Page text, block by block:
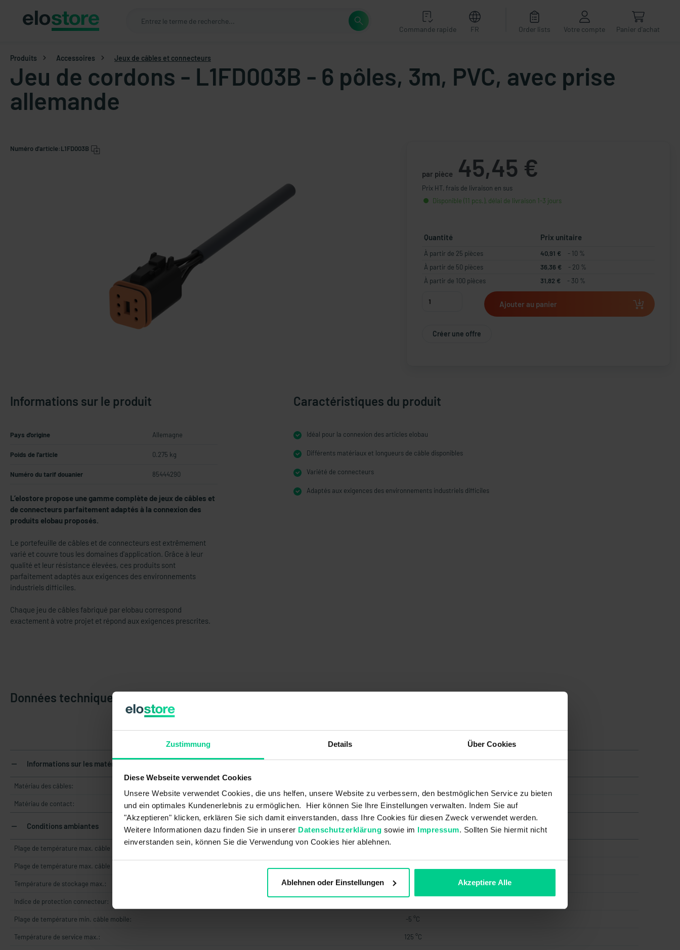
Zustimmung Details Über Cookies
Diese Webseite verwendet Cookies
Unsere Website verwendet Cookies, die uns helfen, unsere Website zu verbessern, den bestmöglichen Service zu bieten
und ein optimales Kundenerlebnis zu ermöglichen. Hier können Sie Ihre Einstellungen verwalten. Indem Sie auf
"Akzeptieren" klicken, erklären Sie sich damit einverstanden, dass Ihre Cookies für diesen Zweck verwendet werden.
Weitere Informationen dazu finden Sie in unserer Datenschutzerklärung sowie im Impressum. Sollten Sie hiermit nicht
einverstanden sein, können Sie die Verwendung von Cookies hier ablehnen.
Ablehnen oder Einstellungen Akzeptiere Alle
Commande rapide FR Order lists Votre compte Panier d'achat
Produits Accessoires Jeux de câbles et connecteurs
Jeu de cordons - L1FD003B - 6 pôles, 3m, PVC, avec prise
allemande
Numéro d'article:L1FD003B
par pièce 45,45 €
Prix HT, frais de livraison en sus
Disponible (11 pcs.), délai de livraison 1-3 jours
Quantité Prix unitaire
À partir de 25 pièces 40,91 €
- 10 %
À partir de 50 pièces
36,36 €
- 20 %
À partir de 100 pièces
31,82 € - 30 %
Ajouter au panier
Créer une offre
Informations sur le produit
Pays d'origine Allemagne
Poids de l'article 0.275 kg
Numéro du tarif douanier 85444290
L’elostore propose une gamme complète de jeux de câbles et
de connecteurs parfaitement adaptés à la connexion des
produits elobau proposés.
Le portefeuille de câbles et de connecteurs est extrêmement
varié et couvre tous les domaines d'application. Grâce à leur
qualité et leur résistance élevées, ces produits sont
parfaitement adaptés aux exigences des environnements
industriels difficiles.
Chaque jeu de câbles fabriqué par elobau correspond
exactement à votre projet et répond aux exigences prescrites.
Caractéristiques du produit
Idéal pour la connexion des articles elobau
Différents matériaux et longueurs de câble disponibles
Variété de connecteurs
Adaptés aux exigences des environnements industriels difficiles
Données techniques
L1FD003B
Informations sur les matériaux
Matériau des câbles:
Matériau de contact: Cu Legierung/ Ni
Conditions ambiantes
Plage de température max. câble mobile:
Plage de température max. câble posé fixe:
Température de stockage max.:
Indice de protection connecteur:
Plage de température min. câble mobile: -5 °C
Température de service max.: 125 °C